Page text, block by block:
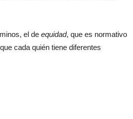
el de equidad, que es normativo
cada quién tiene diferentes